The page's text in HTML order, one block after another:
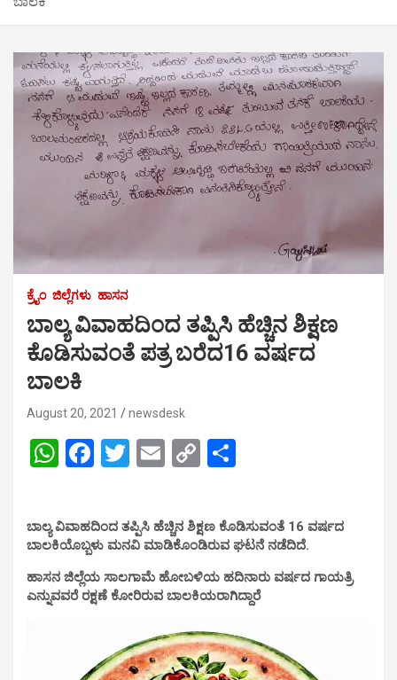
ಕ್ರೈಂ ಜಿಲ್ಲೆಗಳು ಹಾಸನ
ಬಾಲ್ಯ ವಿವಾಹದಿಂದ ತಪ್ಪಿಸಿ ಹೆಚ್ಚಿನ ಶಿಕ್ಷಣ
ಕೊಡಿಸುವಂತೆ ಪತ್ರ ಬರೆದ16 ವರ್ಷದ
ಬಾಲಕಿ
August 20, 2021 newsdesk
W
s
A
p
F
b
o
o
T
er
E
C
Li
n
k
e
ಬಾಲ್ಯ ವಿವಾಹದಿಂದ ತಪ್ಪಿಸಿ ಹೆಚ್ಚಿನ ಶಿಕ್ಷಣ ಕೊಡಿಸುವಂತೆ 16 ವರ್ಷದ
ಬಾಲಕಿಯೊಬ್ಬಳು ಮನವಿ ಮಾಡಿಕೊಂಡಿರುವ ಘಟನೆ ನಡೆದಿದೆ.
ಹಾಸನ ಜಿಲ್ಲೆಯ ಸಾಲಗಾಮೆ ಹೋಬಳಿಯ ಹದಿನಾರು ವರ್ಷದ ಗಾಯತ್ರಿ
ಎನ್ನುವವರೆ ರಕ್ಷಣೆ ಕೋರಿರುವ ಬಾಲಕಿಯರಾಗಿದ್ದಾರೆ